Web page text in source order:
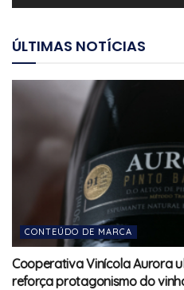
ÚLTIMAS NOTÍCIAS
CONTEÚDO DE MARCA
Cooperativa Vinícola Aurora
reforça protagonismo do